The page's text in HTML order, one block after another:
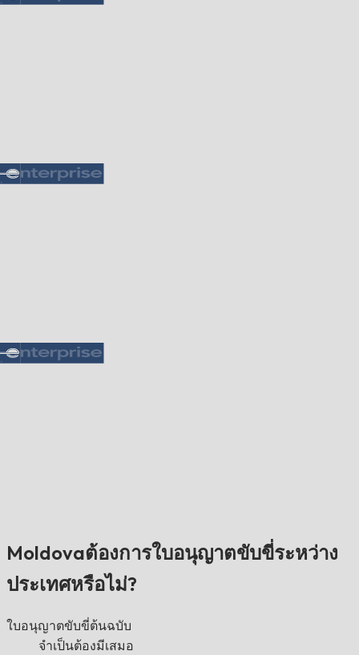
Moldovaต้องการใบอนุญาตขับขี่ระหว่าง
ประเทศหรือไม่?
ใบอนุญาตขับขี่ต้นฉบับ
จำเป็นต้องมีเสมอ